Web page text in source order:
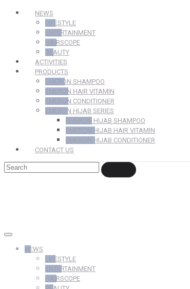
NEWS
LIFESTYLE
ENTERTAINMENT
HAIRSCOPE
BEAUTY
ACTIVITIES
PRODUCTS
EMERON SHAMPOO
EMERON HAIR VITAMIN
EMERON CONDITIONER
EMERON HIJAB SERIES
EMERON HIJAB SHAMPOO
EMERON HIJAB HAIR VITAMIN
EMERON HIJAB CONDITIONER
CONTACT US
NEWS
LIFESTYLE
ENTERTAINMENT
HAIRSCOPE